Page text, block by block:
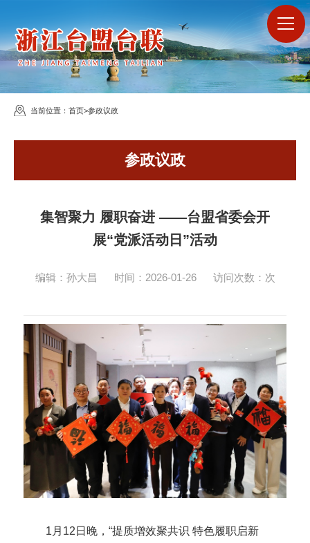
当前位置： 首页>参政议政
参政议政
集智聚力 履职奋进 ——台盟省委会开
展“党派活动日”活动
编辑：孙大昌 时间：2026-01-26 访问次数： 次
1月12日晚，“提质增效聚共识 特色履职启新